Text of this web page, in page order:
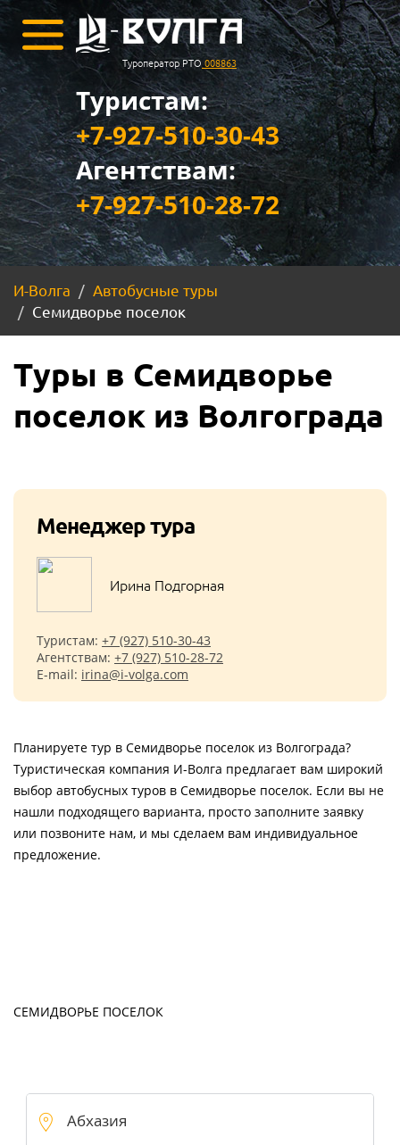
Туроператор РТО 008863
Туристам:
+7-927-510-30-43
Агентствам:
+7-927-510-28-72
И-Волга
Автобусные туры
Семидворье поселок
Туры в Семидворье
поселок из Волгограда
Менеджер тура
Ирина Подгорная
Туристам: +7 (927) 510-30-43
Агентствам: +7 (927) 510-28-72
E-mail: irina@i-volga.com
Планируете тур в Семидворье поселок из Волгограда?
Туристическая компания И-Волга предлагает вам широкий
выбор автобусных туров в Семидворье поселок. Если вы не
нашли подходящего варианта, просто заполните заявку
или позвоните нам, и мы сделаем вам индивидуальное
предложение.
СЕМИДВОРЬЕ ПОСЕЛОК